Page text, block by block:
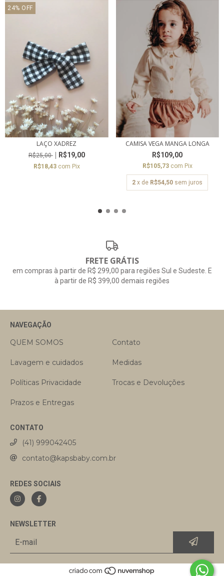
24% OFF
LAÇO XADREZ
R$25,00 R$19,00
R$18,43 com Pix
CAMISA VEGA MANGA LONGA
R$109,00
R$105,73 com Pix
2 x de R$54,50 sem juros
FRETE GRÁTIS
em compras à partir de R$ 299,00 para regiões Sul e Sudeste. E
à partir de R$ 399,00 demais regiões
NAVEGAÇÃO
QUEM SOMOS Contato
Lavagem e cuidados Medidas
Políticas Privacidade Trocas e Devoluções
Prazos e Entregas
CONTATO
(41) 999042405
contato@kapsbaby.com.br
REDES SOCIAIS
NEWSLETTER